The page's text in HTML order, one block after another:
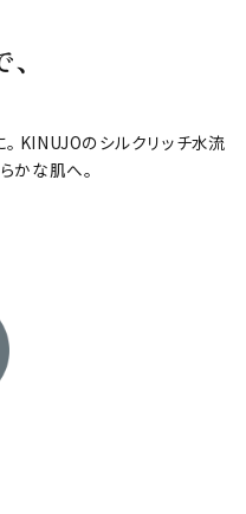
KINUJOのシルクリッチ水流
かな肌へ。